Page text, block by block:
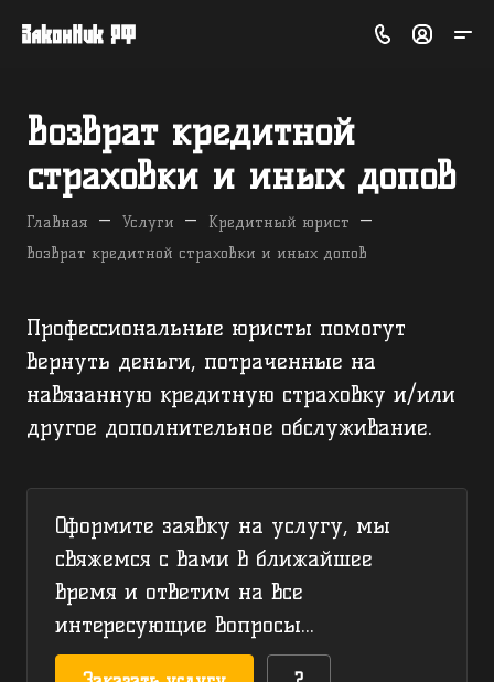
Возврат кредитной
страховки и иных допов
Главная — Услуги — Кредитный юрист —
Возврат кредитной страховки и иных допов
Профессиональные юристы помогут
вернуть деньги, потраченные на
навязанную кредитную страховку и/или
другое дополнительное обслуживание.
Оформите заявку на услугу, мы
свяжемся с вами в ближайшее
время и ответим на все
интересующие вопросы...